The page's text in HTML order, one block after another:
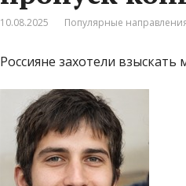
10.08.2025 Популярные
Россияне захотели